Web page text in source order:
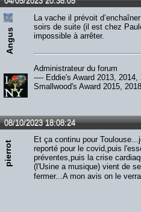
Angus
La vache il prévoit
soirs de suite (il est chez
impossible à arrêter.
Administrateur du forum
---- Eddie's Award 2013,
Smallwood's Award 2015,
08/10/2023 18:08:24
pierrot
Et ça continu pour
reporté pour le covid,puis
préventes,puis la crise
(l'Usine a musique) vient de
fermer...A mon avis on le